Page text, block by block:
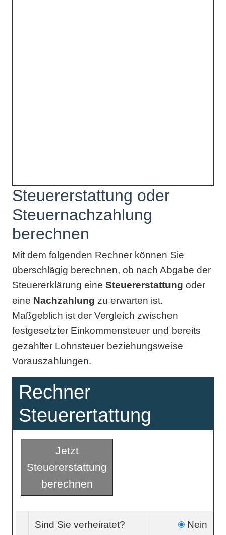
Steuererstattung oder
Steuernachzahlung
berechnen
Mit dem folgenden Rechner können Sie
überschlägig berechnen, ob nach Abgabe der
Steuererklärung eine Steuererstattung oder
eine Nachzahlung zu erwarten ist.
Maßgeblich ist der Vergleich zwischen
festgesetzter Einkommensteuer und bereits
gezahlter Lohnsteuer beziehungsweise
Vorauszahlungen.
Rechner
Steuerertattung
Jetzt
Steuererstattung
berechnen
Sind Sie verheiratet? Nein